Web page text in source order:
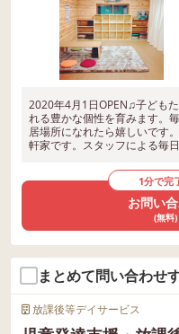
2020年4月1日OPEN♫子ども
れる豊かな個性を育みます。
居場所になれたら嬉しいです
軒家です。スタッフによる毎
1分で完
お問い
(無料)
まとめて問い合わせ
放課後等デイサービス